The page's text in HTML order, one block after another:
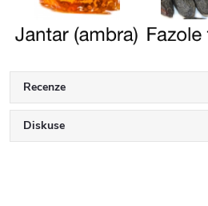
Recenze
Diskuse